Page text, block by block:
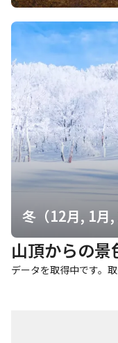
冬（12月, 1月,
山頂からの景
データを取得中です。